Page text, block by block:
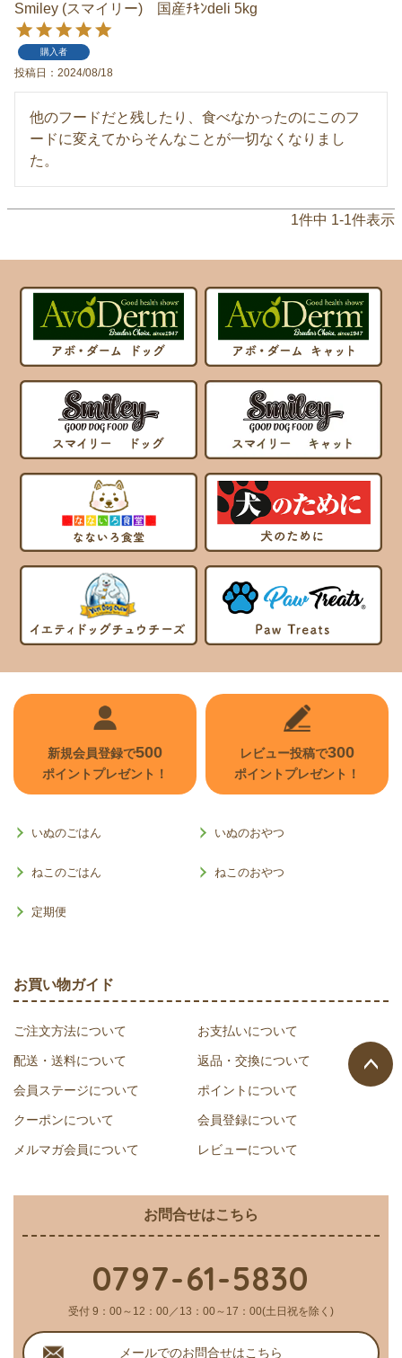
Smiley (スマイリー) 国産ﾁｷﾝdeli 5kg
購入者
投稿日 2024/08/18
他のフードだと残したり、食べなかったのにこのフ
ードに変えてからそんなことが一切なくなりまし
た。
1件中 1-1件表示
新規会員登録で500
ポイントプレゼント！
レビュー投稿で300
ポイントプレゼント！
いぬのごはん いぬのおやつ
ねこのごはん ねこのおやつ
定期便
お買い物ガイド
ご注文方法について お支払いについて
配送・送料について 返品・交換について
会員ステージについて ポイントについて
クーポンについて 会員登録について
メルマガ会員について レビューについて
お問合せはこちら
0797-61-5830
受付 9：00～12：00／13：00～17：00(土日祝を除く)
メールでのお問合せはこちら